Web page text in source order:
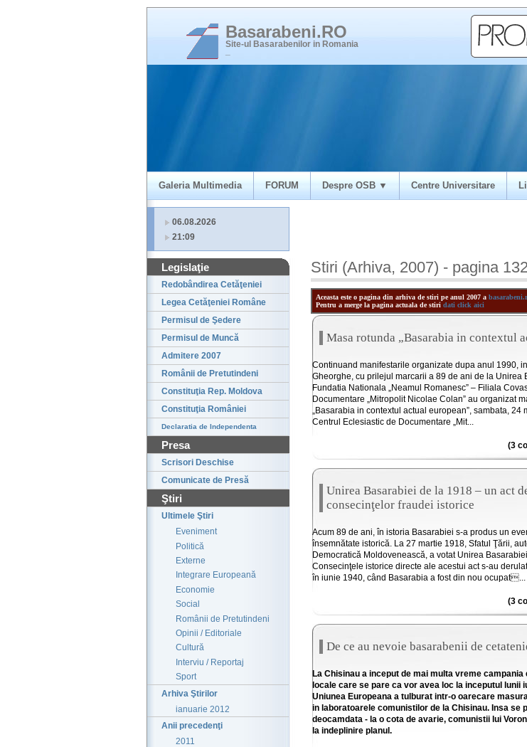
Basarabeni.RO
Site-ul Basarabenilor in Romania
Galeria Multimedia FORUM Despre OSB ▼ Centre Universitare
06.08.2026
21:09
Legislaţie
Redobândirea Cetăţeniei
Legea Cetăţeniei Române
Permisul de Şedere
Permisul de Muncă
Admitere 2007
Românii de Pretutindeni
Constituţia Rep. Moldova
Constituţia României
Declaratia de Independenta
Presa
Scrisori Deschise
Comunicate de Presă
Ştiri
Ultimele Ştiri
Eveniment
Politică
Externe
Integrare Europeană
Economie
Social
Românii de Pretutindeni
Opinii / Editoriale
Cultură
Interviu / Reportaj
Sport
Arhiva Ştirilor
ianuarie 2012
Anii precedenţi
2011
Stiri (Arhiva, 2007) - pagina 132
Aceasta este o pagina din arhiva de stiri pe anul 2007 a
Pentru a merge la pagina actuala de stiri dati click aici
Masa rotunda „Basarabia in contextul
Continuand manifestarile organizate dupa anul 1990,
Gheorghe, cu prilejul marcarii a 89 de ani de la Unirea
Fundatia Nationala „Neamul Romanesc” – Filiala
Documentare „Mitropolit Nicolae Colan” au organizat
„Basarabia in contextul actual european”, sambata, 24
Centrul Eclesiastic de Documentare „Mit...
(3
Unirea Basarabiei de la 1918 – un act
consecinţelor fraudei istorice
Acum 89 de ani, în istoria Basarabiei s-a produs un
însemnătate istorică. La 27 martie 1918, Sfatul Ţării,
Democratică Moldovenească, a votat Unirea
Consecinţele istorice directe ale acestui act s-au
în iunie 1940, când Basarabia a fost din nou ocupat...
(3
De ce au nevoie basarabenii de
La Chisinau a inceput de mai multa vreme
locale care se pare ca vor avea loc la inceputul lunii
Uniunea Europeana a tulburat intr-o oarecare
in laboratoarele comunistilor de la Chisinau. Insa se
deocamdata - la o cota de avarie, comunistii lui
la indeplinire planul.